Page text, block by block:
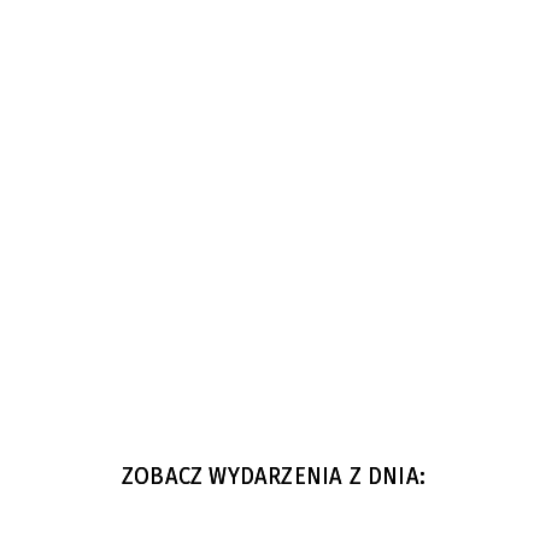
ZOBACZ WYDARZENIA Z DNIA: